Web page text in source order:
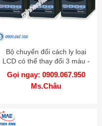
Bộ chuyển đổi cách ly loại
LCD có thể thay đổi 3 màu -
Model CN-6000
Gọi ngay: 0909.067.950
Ms.Châu